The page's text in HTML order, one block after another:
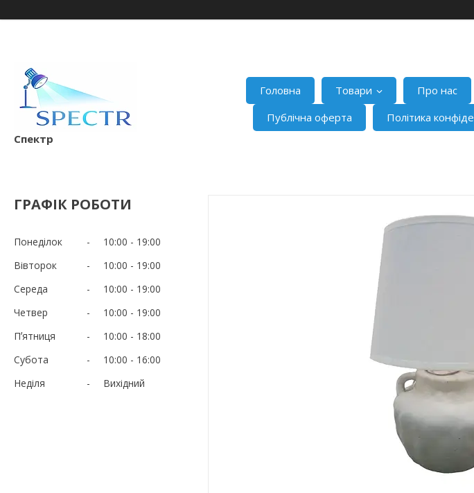
Спектр
Головна Товари Про нас
Публічна оферта
Політика
ГРАФІК РОБОТИ
Понеділок 10:00
19:00
Вівторок
10:00
19:00
Середа
10:00
19:00
Четвер
10:00
19:00
Пʼятниця
10:00
18:00
Субота
10:00
16:00
Неділя
Вихідний